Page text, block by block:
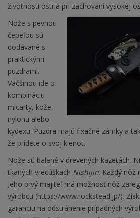
životnosti ostria pri zachovaní vysokej
Nože s pevnou
čepeľou sú
dodávané s
praktickými
puzdrami.
Väčšinou ide o
kombináciu
micarty, kože,
nylonu alebo
kydexu. Puzdra majú fixačné zámky a
že prídete o svoj klenot.
Nože sú balené v drevených kazetách.
tkaných vrecúškach Nishijin. Každý nôž
Jeho prvý majiteľ má možnosť nôž
výrobcu (https://www.rockstead.jp/).
garanciu na odstránenie prípadných